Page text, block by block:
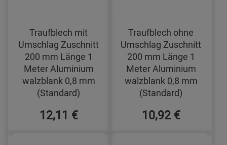
Traufblech mit
Umschlag Zuschnitt
200 mm Länge 1
Meter Aluminium
walzblank 0,8 mm
(Standard)
12,11 €
Traufblech ohne
Umschlag Zuschnitt
200 mm Länge 1
Meter Aluminium
walzblank 0,8 mm
(Standard)
10,92 €